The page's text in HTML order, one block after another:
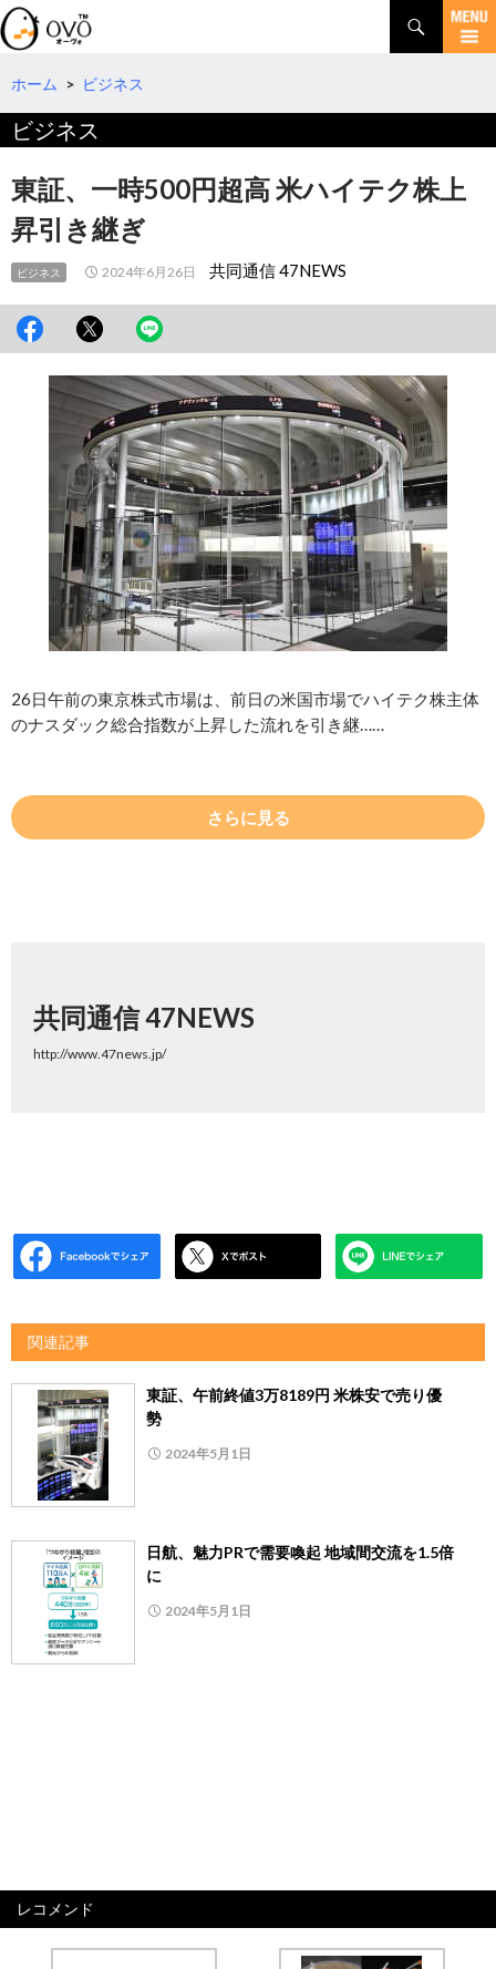
検
索
コ
テ
へ
移
動
ホーム > ビジネス
ビジネス
東証、一時500円超高 米ハイテク株上
昇引き継ぎ
ビジネス 2024年6月26日 共同通信 47NEWS
26日午前の東京株式市場は、前日の米国市場でハイテク株主体
のナスダック総合指数が上昇した流れを引き継……
さらに見る
共同通信 47NEWS
http://www.47news.jp/
関連記事
東証、午前終値3万8189円 米株安で売り優
勢
2024年5月1日
日航、魅力PRで需要喚起 地域間交流を1.5倍
に
2024年5月1日
レコメンド